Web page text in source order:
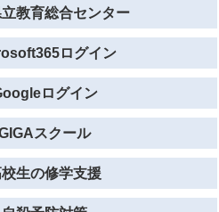
教育総合センター
ログイン
ログイン
スクール
生の修学支援